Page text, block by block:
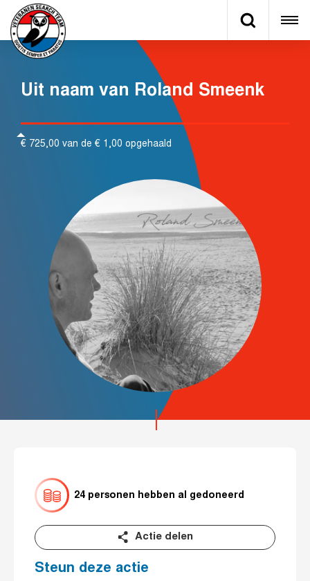
Uit naam van Roland Smeenk
€ 725,00 van de € 1,00 opgehaald
24 personen hebben al gedoneerd
Actie delen
Steun deze actie